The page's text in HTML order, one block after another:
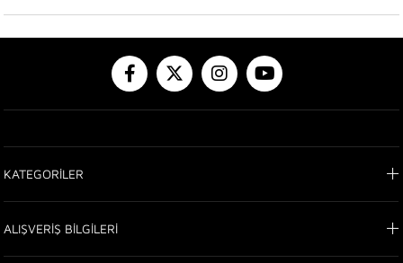
KATEGORİLER
ALIŞVERİŞ BİLGİLERİ